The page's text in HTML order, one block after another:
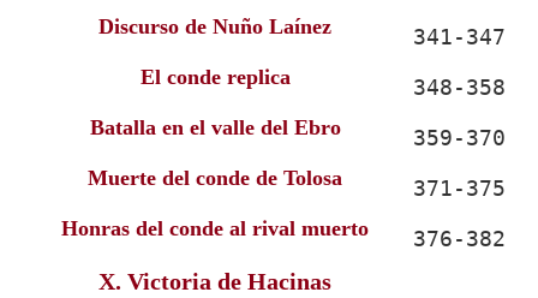
Discurso de Nuño Laínez 341-347
El conde replica 348-358
Batalla en el valle del Ebro 359-370
Muerte del conde de Tolosa 371-375
Honras del conde al rival muerto 376-382
X. Victoria de Hacinas